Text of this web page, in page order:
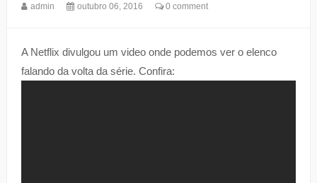
admin outubro 06, 2016 0 comment
A Netflix divulgou um video onde podemos ver o elenco
falando da volta da série. Confira: